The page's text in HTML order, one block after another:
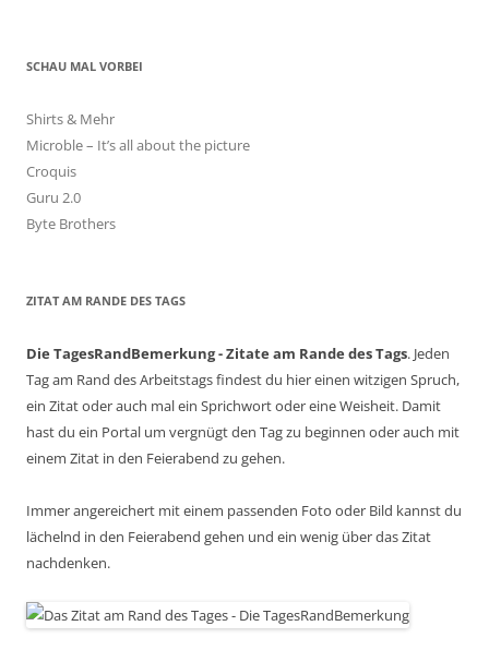
SCHAU MAL VORBEI
Shirts & Mehr
Microble – It’s all about the picture
Croquis
Guru 2.0
Byte Brothers
ZITAT AM RANDE DES TAGS
Die TagesRandBemerkung - Zitate am Rande des Tags. Jeden
Tag am Rand des Arbeitstags findest du hier einen witzigen Spruch,
ein Zitat oder auch mal ein Sprichwort oder eine Weisheit. Damit
hast du ein Portal um vergnügt den Tag zu beginnen oder auch mit
einem Zitat in den Feierabend zu gehen.
Immer angereichert mit einem passenden Foto oder Bild kannst du
lächelnd in den Feierabend gehen und ein wenig über das Zitat
nachdenken.